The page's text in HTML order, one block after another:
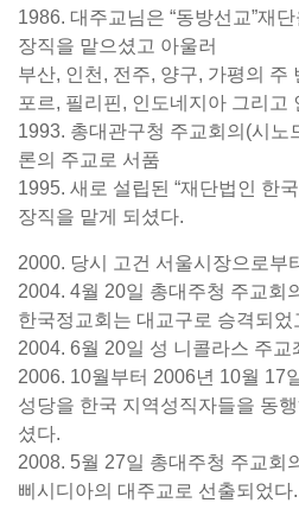
1986. 대주교님은 “동방선교”재
장직을 맡으셨고 아울러
부산, 인천, 전주, 양구, 가평의 주
포르, 필리핀, 인도네지아 그리고
1993. 총대관구청 주교회의(시노
론의 주교로 서품
1995. 새로 설립된 “재단법인 한
장직을 맡게 되셨다.
2000. 당시 고건 서울시장으로부
2004. 4월 20일 총대주청 주교회
한국정교회는 대교구로 승격되
2004. 6월 20일 성 니콜라스 주
2006. 10월부터 2006년 10월 17
성당을 한국 지역성직자들을 동
셨다.
2008. 5월 27일 총대주청 주교회
삐시디아의 대주교로 선출되었다.